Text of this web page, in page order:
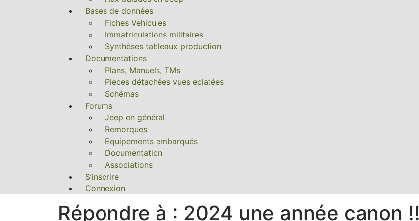
Bases de données
Fiches Vehicules
Immatriculations militaires
Synthèses tableaux production
Documentations
Plans, Manuels, TMs
Pieces détachées vues eclatées
Schémas
Forums
Jeep en général
Remorques
Equipements embarqués
Documentation
Associations
S’inscrire
Connexion
Répondre à : 2024 une année canon !!